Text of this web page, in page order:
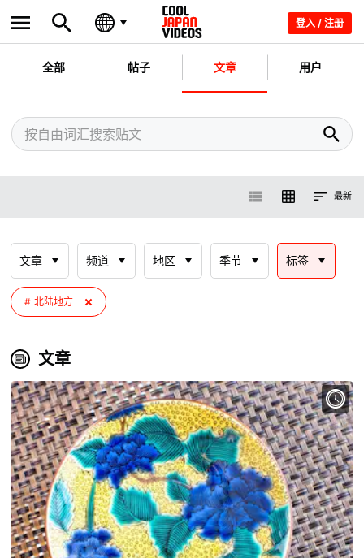
登入 / 注册
全部 帖子 文章 用户
最新
文章 频道 地区 季节 标签
北陆地方
文章